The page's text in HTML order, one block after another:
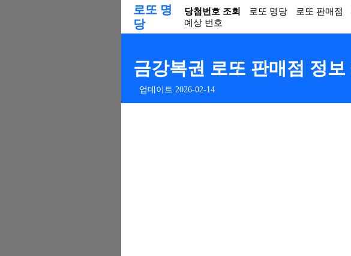
로또 명
당
당첨번호 조회 로또 명당 로또 판매점
예상 번호
금강복권 로또 판매점 정
업데이트 2026-02-14